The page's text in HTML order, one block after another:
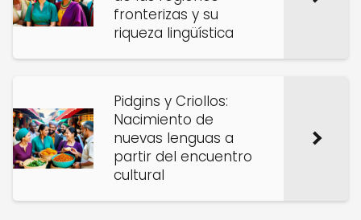
fronterizas y su
riqueza lingüística
Pidgins y Criollos:
Nacimiento de
nuevas lenguas a
partir del encuentro
cultural